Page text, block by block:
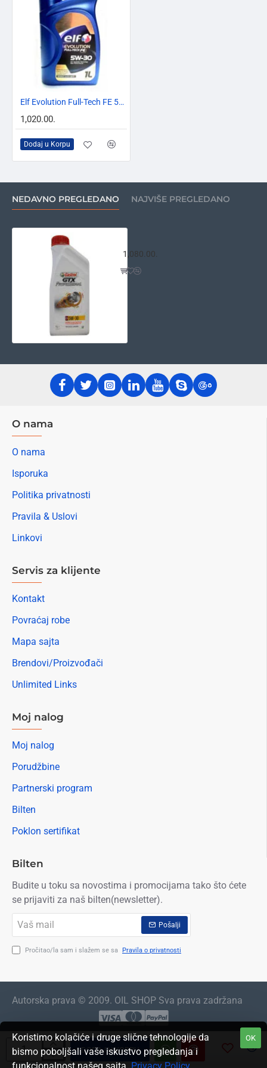
Koristimo kolačiće i druge slične tehnologije da
bismo poboljšali vaše iskustvo pregledanja i
OK
DODAJ U KORPU
Elf Evolution Full-Tech FE 5w30 1L
1,020.00.
Dodaj u Korpu
NEDAVNO PREGLEDANO NAJVIŠE PREGLEDANO
1,080.00.
O nama
O nama
Isporuka
Politika privatnosti
Pravila & Uslovi
Linkovi
Servis za klijente
Kontakt
Povraćaj robe
Mapa sajta
Brendovi/Proizvođači
Unlimited Links
Moj nalog
Moj nalog
Porudžbine
Partnerski program
Bilten
Poklon sertifikat
Bilten
Budite u toku sa novostima i promocijama tako što ćete
se prijaviti za naš bilten(newsletter).
mail
Pošalji
Pročitao/la sam i slažem se sa Pravila o privatnosti
Autorska prava © 2009. OIL SHOP Sva prava zadržana